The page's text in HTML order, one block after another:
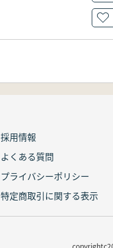
採用情報
よくある質問
プライバシーポリシー
特定商取引に関する表示